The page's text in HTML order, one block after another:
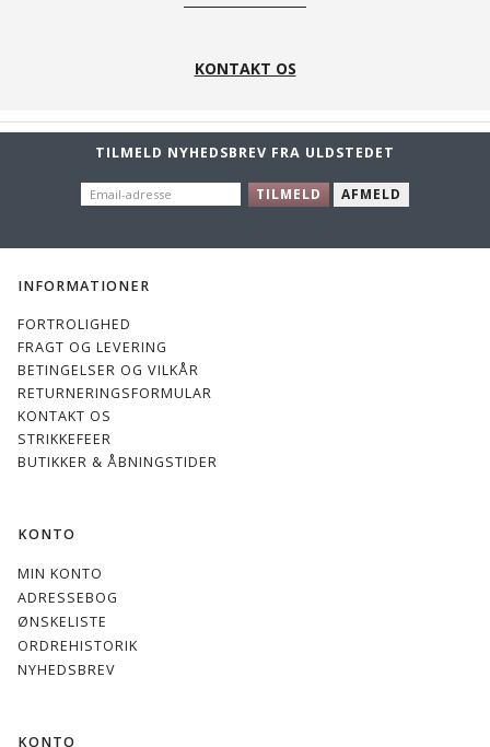
KONTAKT OS
TILMELD NYHEDSBREV FRA ULDSTEDET
EMAIL-
ADRESSE
TILMELD AFMELD
INFORMATIONER
FORTROLIGHED
FRAGT OG LEVERING
BETINGELSER OG VILKÅR
RETURNERINGSFORMULAR
KONTAKT OS
STRIKKEFEER
BUTIKKER & ÅBNINGSTIDER
KONTO
MIN KONTO
ADRESSEBOG
ØNSKELISTE
ORDREHISTORIK
NYHEDSBREV
KONTO